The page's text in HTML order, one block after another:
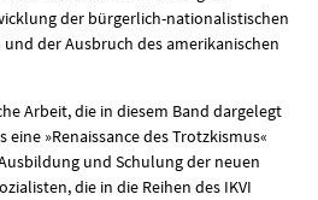
der bürgerlich-nationalistischen
der Ausbruch des amerikanischen
Arbeit, die in diesem Band dargelegt
»Renaissance des Trotzkismus«
und Schulung der neuen
die in die Reihen des IKVI